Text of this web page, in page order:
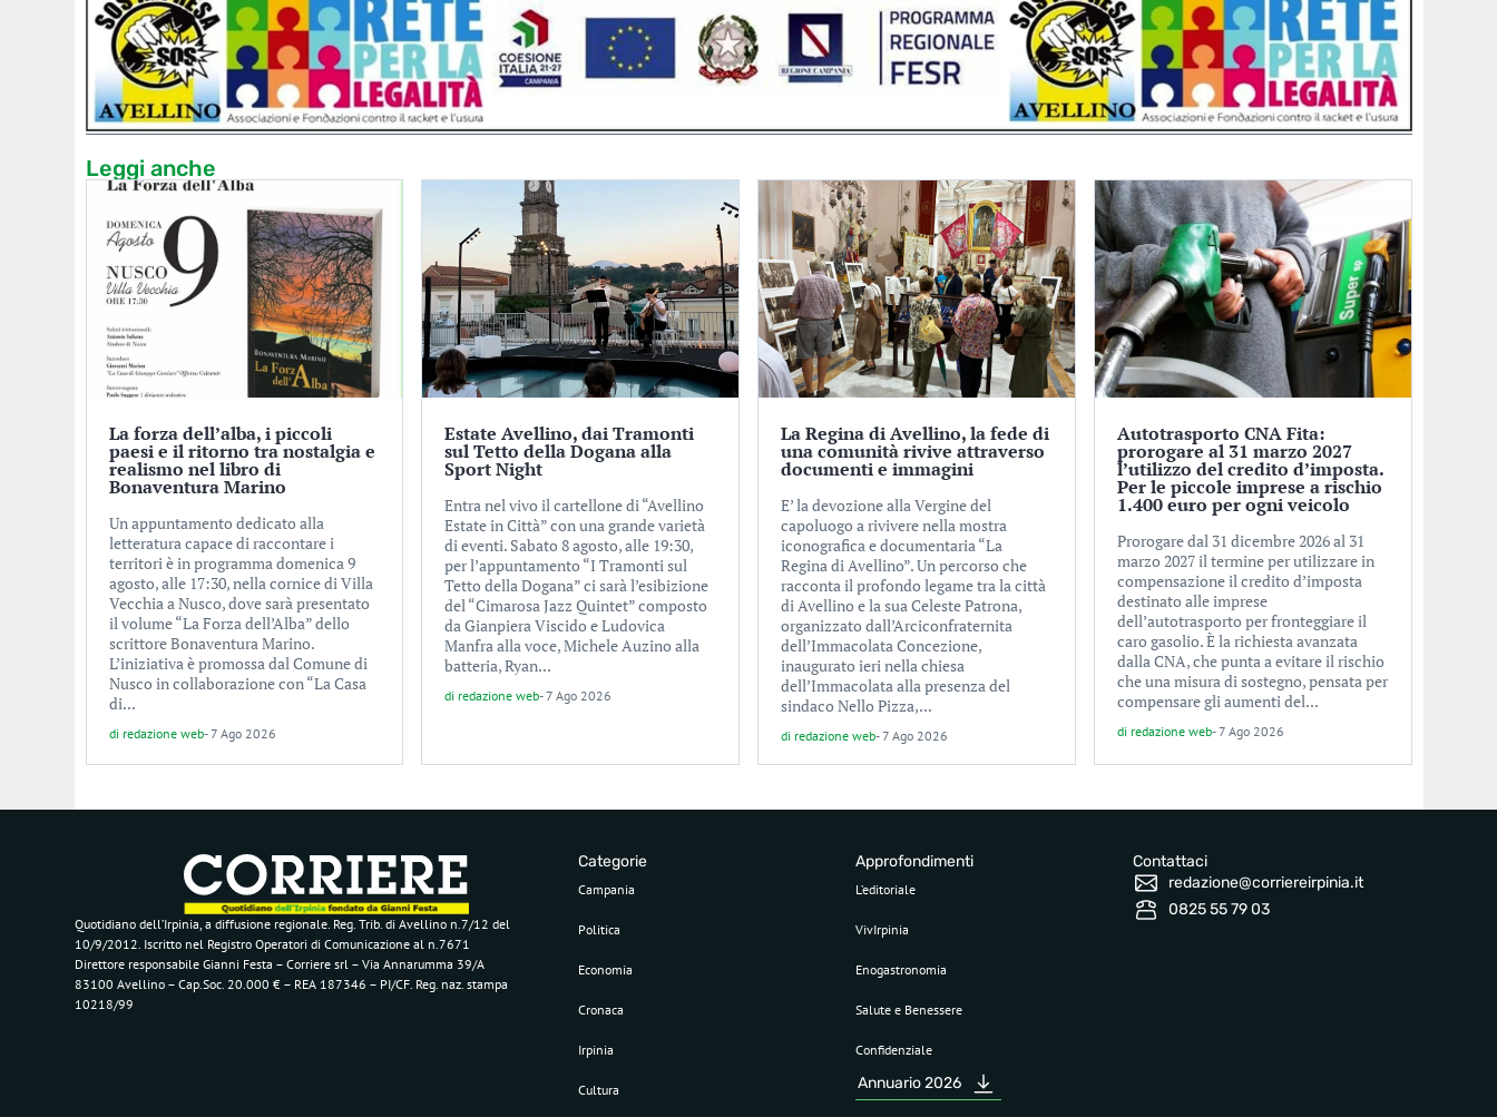
Leggi anche
La forza dell’alba, i piccoli
paesi e il ritorno tra nostalgia e
realismo nel libro di
Bonaventura Marino
Un appuntamento dedicato alla
letteratura capace di raccontare i
territori è in programma domenica 9
agosto, alle 17:30, nella cornice di Villa
Vecchia a Nusco, dove sarà presentato
il volume “La Forza dell’Alba” dello
scrittore Bonaventura Marino.
L’iniziativa è promossa dal Comune di
Nusco in collaborazione con “La Casa
di...
di redazione web-7 Ago 2026
Estate Avellino, dai Tramonti
sul Tetto della Dogana alla
Sport Night
Entra nel vivo il cartellone di “Avellino
Estate in Città” con una grande varietà
di eventi. Sabato 8 agosto, alle 19:30,
per l’appuntamento “I Tramonti sul
Tetto della Dogana” ci sarà l’esibizione
del “Cimarosa Jazz Quintet” composto
da Gianpiera Viscido e Ludovica
Manfra alla voce, Michele Auzino alla
batteria, Ryan...
di redazione web-7 Ago 2026
La Regina di Avellino, la fede di
una comunità rivive attraverso
documenti e immagini
E’ la devozione alla Vergine del
capoluogo a rivivere nella mostra
iconografica e documentaria “La
Regina di Avellino”. Un percorso che
racconta il profondo legame tra la città
di Avellino e la sua Celeste Patrona,
organizzato dall’Arciconfraternita
dell’Immacolata Concezione,
inaugurato ieri nella chiesa
dell’Immacolata alla presenza del
sindaco Nello Pizza,...
di redazione web-7 Ago 2026
Autotrasporto CNA Fita:
prorogare al 31 marzo 2027
l’utilizzo del credito d’imposta.
Per le piccole imprese a rischio
1.400 euro per ogni veicolo
Prorogare dal 31 dicembre 2026 al 31
marzo 2027 il termine per utilizzare in
compensazione il credito d’imposta
destinato alle imprese
dell’autotrasporto per fronteggiare il
caro gasolio. È la richiesta avanzata
dalla CNA, che punta a evitare il rischio
che una misura di sostegno, pensata per
compensare gli aumenti del...
di redazione web-7 Ago 2026
Quotidiano dell’Irpinia, a diffusione regionale. Reg. Trib. di Avellino n.7/12 del
10/9/2012. Iscritto nel Registro Operatori di Comunicazione al n.7671
Direttore responsabile Gianni Festa – Corriere srl – Via Annarumma 39/A
83100 Avellino – Cap.Soc. 20.000 € – REA 187346 – PI/CF. Reg. naz. stampa
10218/99
Categorie
Campania
Politica
Economia
Cronaca
Irpinia
Cultura
Approfondimenti
L’editoriale
VivIrpinia
Enogastronomia
Salute e Benessere
Confidenziale
Annuario 2026
Contattaci
redazione@corriereirpinia.it
0825 55 79 03